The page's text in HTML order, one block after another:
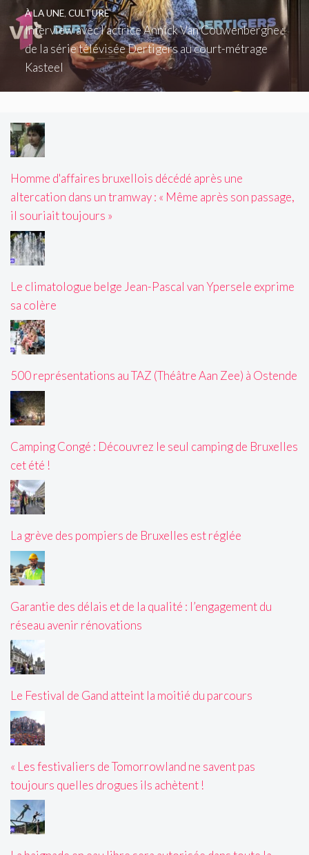
Interview avec l’actrice Annick Van Couwenberghe :
de la série télévisée Dertigers au court-métrage
Kasteel
À LA UNE, CULTURE
Homme d'affaires bruxellois décédé après une
altercation dans un tramway : « Même après son passage,
il souriait toujours »
Le climatologue belge Jean-Pascal van Ypersele exprime
sa colère
500 représentations au TAZ (Théâtre Aan Zee) à Ostende
Camping Congé : Découvrez le seul camping de Bruxelles
cet été !
La grève des pompiers de Bruxelles est réglée
Garantie des délais et de la qualité : l’engagement du
réseau avenir rénovations
Le Festival de Gand atteint la moitié du parcours
« Les festivaliers de Tomorrowland ne savent pas
toujours quelles drogues ils achètent !